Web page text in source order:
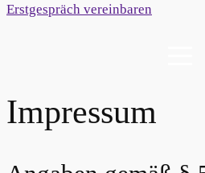
Erstgespräch vereinbaren
Impressum